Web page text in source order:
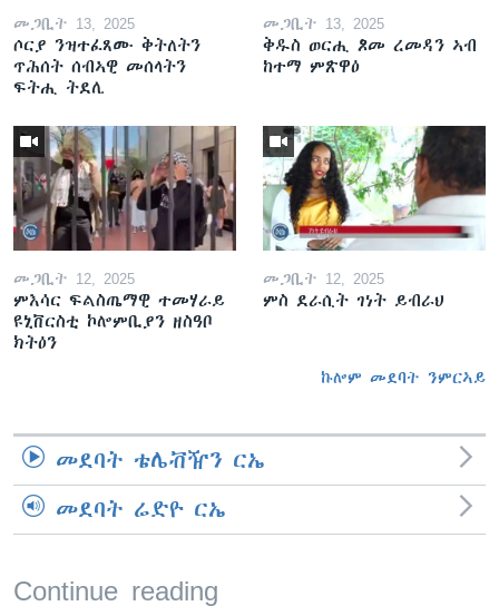
መጋቢት 13, 2025
ሶርያ ንዝተፈጸሙ ቅትለትን
ጥሕሰት ሰብኣዊ መሰላትን
ፍትሒ ትደሊ
መጋቢት 13, 2025
ቅዱስ ወርሒ ጾመ ረመዳን ኣብ
ከተማ ምጽዋዕ
መጋቢት 12, 2025
ምእሳር ፍልስጤማዊ ተመሃራይ
ዩኒቨርስቲ ኮሎምቢያን ዘስዓቦ
ክትዕን
መጋቢት 12, 2025
ምስ ደራሲት ገነት ይብራህ
ኩሎም መደባት ንምርኣይ
መደባት ቴሌቭዥን ርኤ
መደባት ሬድዮ ርኤ
Continue reading